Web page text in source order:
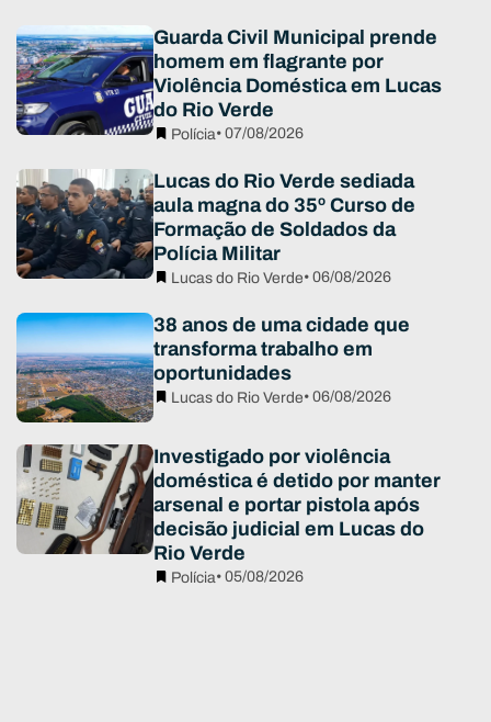
Guarda Civil Municipal prende
homem em flagrante por
Violência Doméstica em Lucas
do Rio Verde
Polícia• 07/08/2026
Lucas do Rio Verde sediada
aula magna do 35º Curso de
Formação de Soldados da
Polícia Militar
Lucas do Rio Verde• 06/08/2026
38 anos de uma cidade que
transforma trabalho em
oportunidades
Lucas do Rio Verde• 06/08/2026
Investigado por violência
doméstica é detido por manter
arsenal e portar pistola após
decisão judicial em Lucas do
Rio Verde
Polícia• 05/08/2026